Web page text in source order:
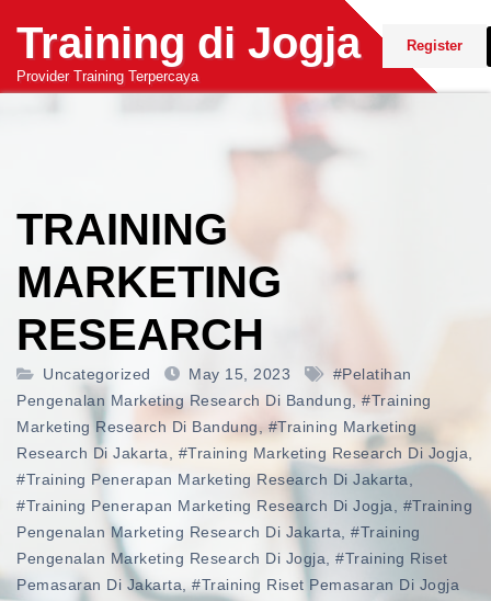
content
Training di Jogja
Provider Training Terpercaya
Register
TRAINING
MARKETING
RESEARCH
Uncategorized May 15, 2023
#pelatihan
Pengenalan Marketing Research Di Bandung
#training
Marketing Research Di Bandung
#training Marketing
Research Di Jakarta
#training Marketing Research Di Jogja
#training Penerapan Marketing Research Di Jakarta
#training Penerapan Marketing Research Di Jogja
#training
Pengenalan Marketing Research Di Jakarta
#training
Pengenalan Marketing Research Di Jogja
#training Riset
Pemasaran Di Jakarta
#training Riset Pemasaran Di Jogja